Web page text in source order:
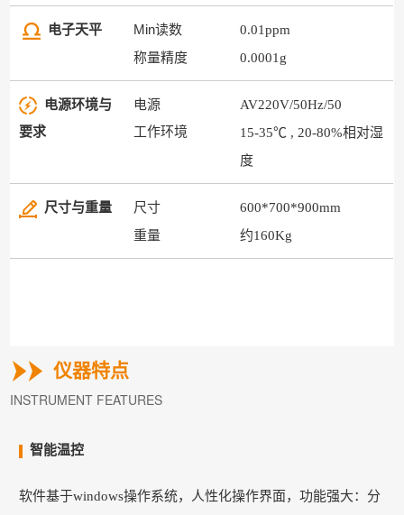
电子天平
Min读数
称量精度
0.01ppm
0.0001g
电源环境与
要求
电源
工作环境
AV220V/50Hz/50
15-35℃ , 20-80%相对湿
度
尺寸与重量
尺寸
重量
600*700*900mm
约160Kg
仪器特点
INSTRUMENT FEATURES
智能温控
软件基于windows操作系统，人性化操作界面，功能强大：分